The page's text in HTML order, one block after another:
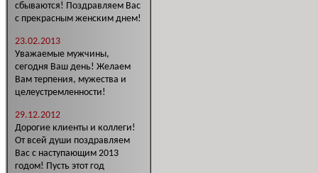
сбываются! Поздравляем Вас
с прекрасным женским днем!
23.02.2013
Уважаемые мужчины,
сегодня Ваш день! Желаем
Вам терпения, мужества и
целеустремленности!
29.12.2012
Дорогие клиенты и коллеги!
От всей души поздравляем
Вас с наступающим 2013
годом! Пусть этот год